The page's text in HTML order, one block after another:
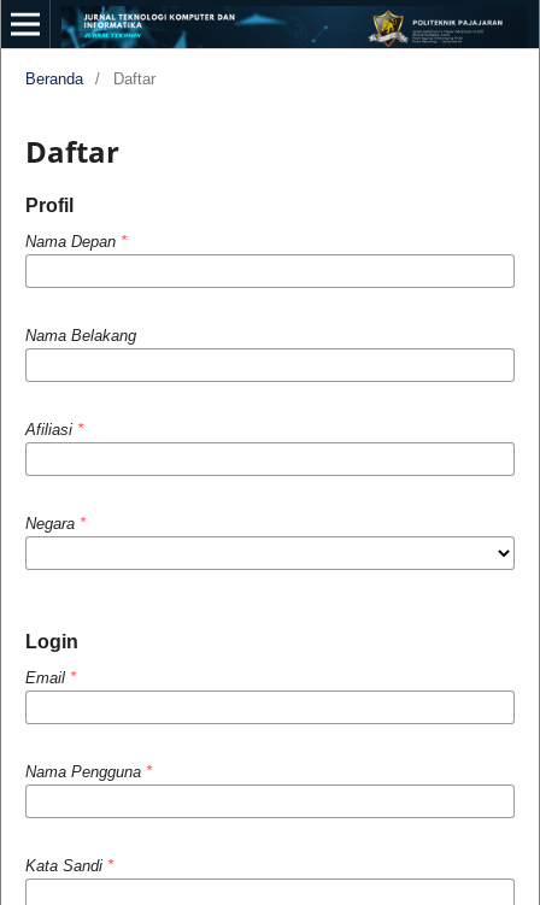
Beranda / Daftar
Daftar
Profil
Nama Depan *
Nama Belakang
Afiliasi *
Negara *
Login
Email *
Nama Pengguna *
Kata Sandi *